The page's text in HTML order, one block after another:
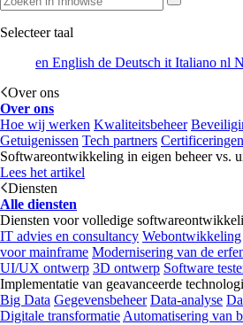
Selecteer taal
en English de Deutsch it Italiano nl
Over ons
Over ons
Hoe wij werken Kwaliteitsbeheer
Getuigenissen Tech partners Certificeringen
Softwareontwikkeling in eigen beheer vs.
Lees het artikel
Diensten
Alle diensten
Diensten voor volledige
IT advies en consultancy Webontwikkeling
voor mainframe Modernisering van de
UI/UX ontwerp 3D ontwerp Software
Implementatie van geavanceerde
Big Data Gegevensbeheer Data-analyse
Digitale transformatie Automatisering van